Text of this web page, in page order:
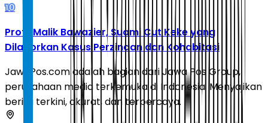
10
Profil Malik Bawazier, Suami Cut Keke yang
Dilaporkan Kasus Perzinaan dan Kohabitasi
JawaPos.com adalah bagian dari Jawa Pos Group,
perusahaan media terkemuka di Indonesia. Menyajikan
berita terkini, akurat, dan terpercaya.